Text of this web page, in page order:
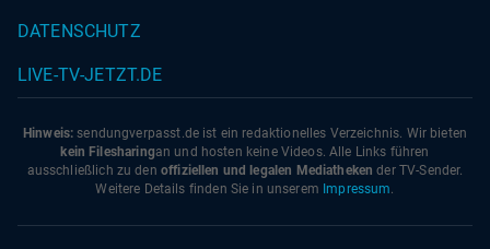
DATENSCHUTZ
LIVE-TV-JETZT.DE
Hinweis: sendungverpasst.de ist ein redaktionelles Verzeichnis. Wir bieten
kein Filesharingan und hosten keine Videos. Alle Links führen
ausschließlich zu den offiziellen und legalen Mediatheken der TV-Sender.
Weitere Details finden Sie in unserem Impressum.